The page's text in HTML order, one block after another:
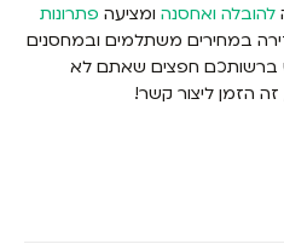
להובלה ואחסנה ומציעה פתרונות
במחירים משתלמים ובמחסנים
ברשותכם חפצים שאתם לא
הזמן ליצור קשר!